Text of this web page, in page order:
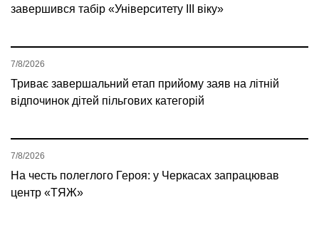
завершився табір «Університету ІІІ віку»
Триває завершальний етап прийому заяв на літній
відпочинок дітей пільгових категорій
7/8/2026
На честь полеглого Героя: у Черкасах запрацював
центр «ТЯЖ»
7/8/2026